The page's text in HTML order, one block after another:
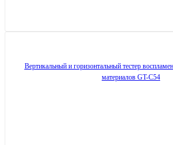
Вертикальный и горизонтальный тестер
материалов GT-C54